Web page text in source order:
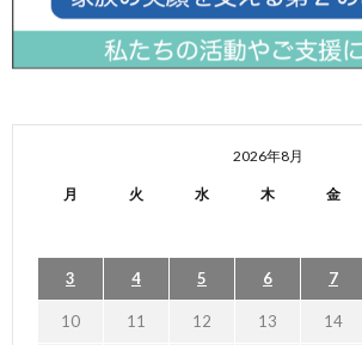
2026年8月
月 火 水 木 金
3 4 5 6 7
10 11 12 13 14